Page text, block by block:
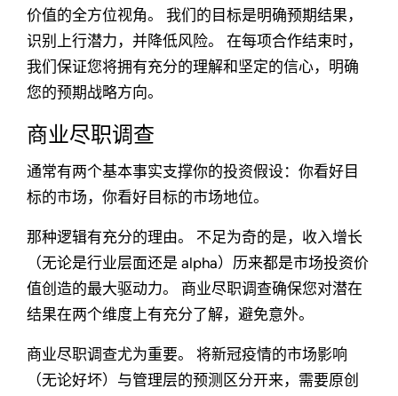
价值的全方位视角。 我们的目标是明确预期结果，
识别上行潜力，并降低风险。 在每项合作结束时，
我们保证您将拥有充分的理解和坚定的信心，明确
您的预期战略方向。
商业尽职调查
通常有两个基本事实支撑你的投资假设：你看好目
标的市场，你看好目标的市场地位。
那种逻辑有充分的理由。 不足为奇的是，收入增长
（无论是行业层面还是 alpha）历来都是市场投资价
值创造的最大驱动力。 商业尽职调查确保您对潜在
结果在两个维度上有充分了解，避免意外。
商业尽职调查尤为重要。 将新冠疫情的市场影响
（无论好坏）与管理层的预测区分开来，需要原创